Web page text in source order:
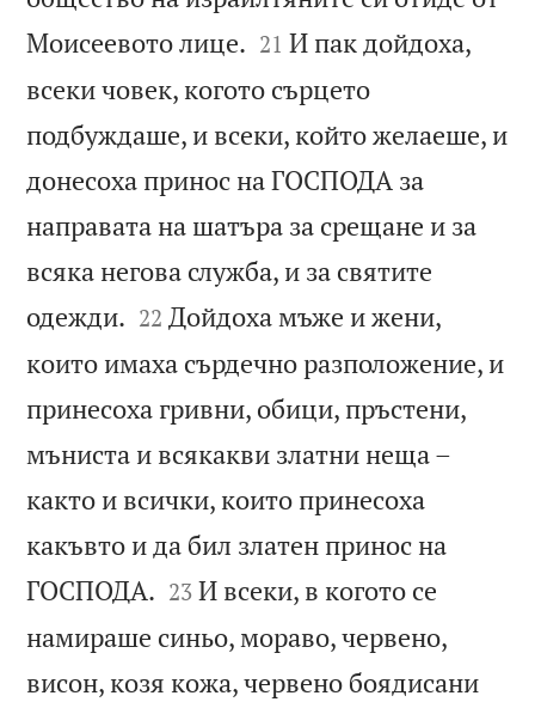
Моисеевото лице. 

21 И пак дойдоха,
всеки човек, когото сърцето
подбуждаше, и всеки, който желаеше, и
донесоха принос на ГОСПОДА за
направата на шатъра за срещане и за
всяка негова служба, и за святите
одежди. 

22 Дойдоха мъже и жени,
които имаха сърдечно разположение, и
принесоха гривни, обици, пръстени,
мъниста и всякакви златни неща –
както и всички, които принесоха
какъвто и да бил златен принос на
ГОСПОДА. 

23 И всеки, в когото се
намираше синьо, мораво, червено,
висон, козя кожа, червено боядисани